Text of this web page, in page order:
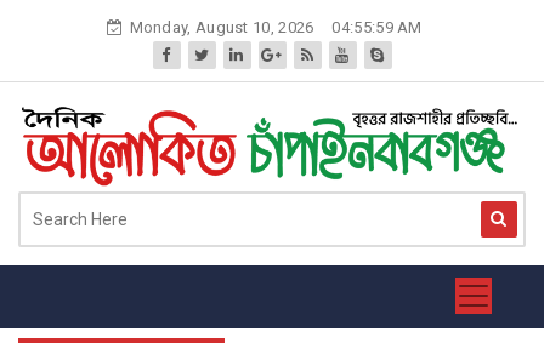
Monday, August 10, 2026 04:55:59 AM